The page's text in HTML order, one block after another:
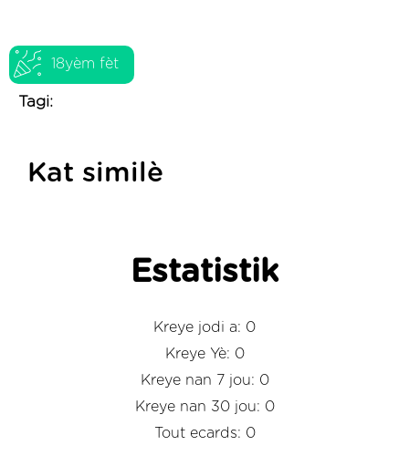
18yèm fèt
Tagi:
Kat similè
Estatistik
Kreye jodi a: 0
Kreye Yè: 0
Kreye nan 7 jou: 0
Kreye nan 30 jou: 0
Tout ecards: 0